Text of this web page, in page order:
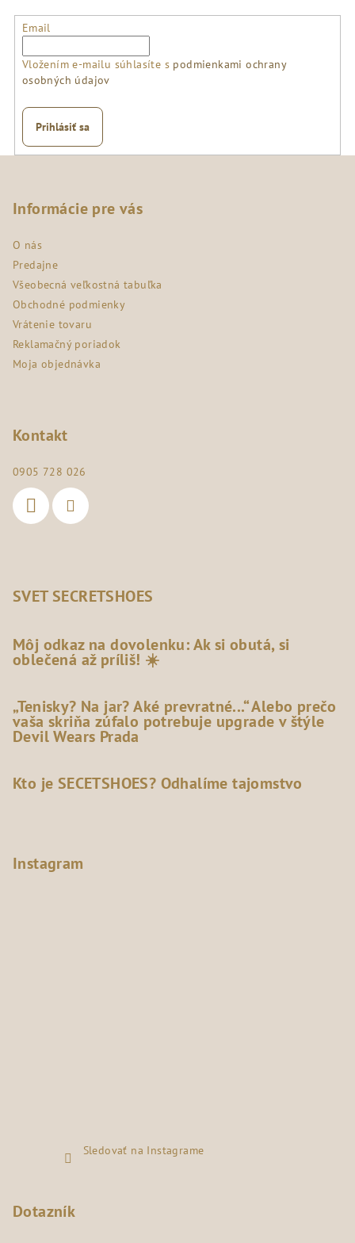
Email
Vložením e-mailu súhlasíte s podmienkami ochrany
osobných údajov
Prihlásiť sa
Informácie pre vás
O nás
Predajne
Všeobecná veľkostná tabuľka
Obchodné podmienky
Vrátenie tovaru
Reklamačný poriadok
Moja objednávka
Kontakt
0905 728 026
SVET SECRETSHOES
Môj odkaz na dovolenku: Ak si obutá, si
oblečená až príliš! ☀️
„Tenisky? Na jar? Aké prevratné...“ Alebo prečo
vaša skriňa zúfalo potrebuje upgrade v štýle
Devil Wears Prada
Kto je SECETSHOES? Odhalíme tajomstvo
Instagram
Sledovať na Instagrame
Dotazník